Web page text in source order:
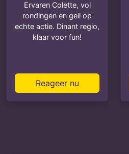
Ervaren Colette, vol
rondingen en geil op
echte actie. Dinant regio,
klaar voor fun!
Reageer nu